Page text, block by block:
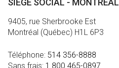
SIÈGE SOCIAL - MONTRÉAL
9405, rue Sherbrooke Est
Montréal (Québec) H1L 6P3
Téléphone: 514 356-8888
Sans frais: 1 800 465-0897